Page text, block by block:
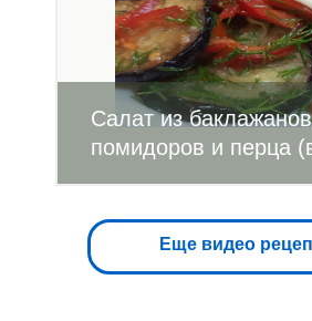
Салат из
помидоров и перца
Еще видео